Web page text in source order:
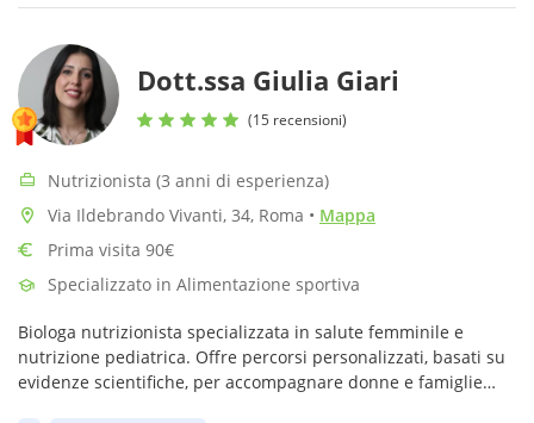
Dott.ssa Giulia Giari
(15 recensioni)
Nutrizionista (3 anni di esperienza)
Via Ildebrando Vivanti, 34, Roma • Mappa
Prima visita 90€
Specializzato in Alimentazione sportiva
Biologa nutrizionista specializzata in salute femminile e
nutrizione pediatrica. Offre percorsi personalizzati, basati su
evidenze scientifiche, per accompagnare donne e famiglie